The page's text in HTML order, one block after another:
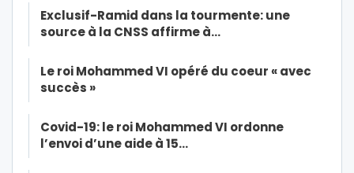
Exclusif-Ramid dans la tourmente: une
source à la CNSS affirme à…
Le roi Mohammed VI opéré du coeur « avec
succès »
Covid-19: le roi Mohammed VI ordonne
l’envoi d’une aide à 15…